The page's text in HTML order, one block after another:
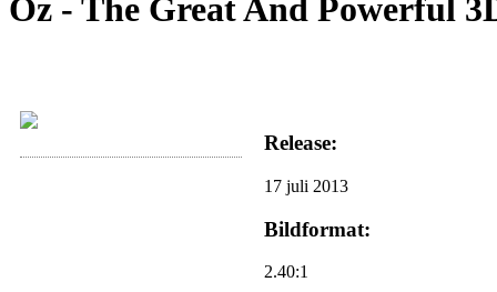
Oz - The Great And Powerful
Release:
17 juli 2013
Bildformat:
2.40:1